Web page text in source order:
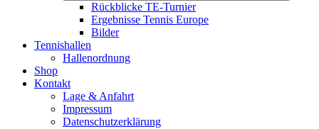
Rückblicke TE-Turnier
Ergebnisse Tennis Europe
Bilder
Tennishallen
Hallenordnung
Shop
Kontakt
Lage & Anfahrt
Impressum
Datenschutzerklärung